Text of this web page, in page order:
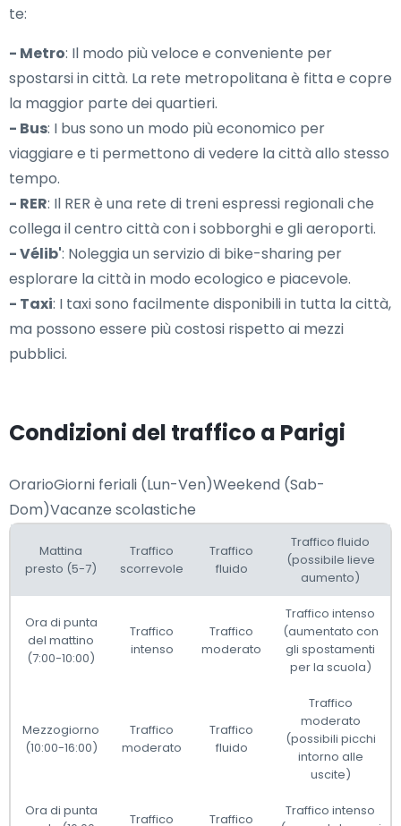
te:
- Metro: Il modo più veloce e conveniente per
spostarsi in città. La rete metropolitana è fitta e copre
la maggior parte dei quartieri.
- Bus: I bus sono un modo più economico per
viaggiare e ti permettono di vedere la città allo stesso
tempo.
- RER: Il RER è una rete di treni espressi regionali che
collega il centro città con i sobborghi e gli aeroporti.
- Vélib': Noleggia un servizio di bike-sharing per
esplorare la città in modo ecologico e piacevole.
- Taxi: I taxi sono facilmente disponibili in tutta la città,
ma possono essere più costosi rispetto ai mezzi
pubblici.
Condizioni del traffico a Parigi
OrarioGiorni feriali (Lun-Ven)Weekend (Sab-
Dom)Vacanze scolastiche
Mattina
presto (5-7)
Traffico
scorrevole
Traffico
fluido
Traffico fluido
(possibile lieve
aumento)
Ora di punta
del mattino
(7:00-10:00)
Traffico
intenso
Traffico
moderato
Traffico intenso
(aumentato con
gli spostamenti
per la scuola)
Mezzogiorno
(10:00-16:00)
Traffico
moderato
Traffico
fluido
Traffico
moderato
(possibili picchi
intorno alle
uscite)
Ora di punta
Traffico Traffico
Traffico intenso